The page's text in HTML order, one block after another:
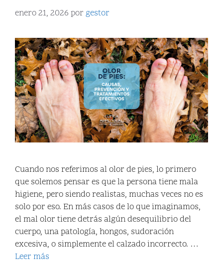
enero 21, 2026 por gestor
Cuando nos referimos al olor de pies, lo primero
que solemos pensar es que la persona tiene mala
higiene, pero siendo realistas, muchas veces no es
solo por eso. En más casos de lo que imaginamos,
el mal olor tiene detrás algún desequilibrio del
cuerpo, una patología, hongos, sudoración
excesiva, o simplemente el calzado incorrecto. …
Leer más